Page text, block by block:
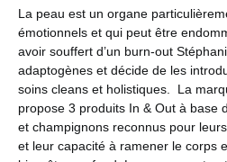
La peau est un organe
émotionnels et qui peut être
avoir souffert d’un burn-out
adaptogènes et décide de les
soins cleans et holistiques.
La
propose 3 produits In & Out à base
et champignons reconnus pour
et leur capacité à ramener le corps